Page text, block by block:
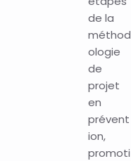
de la
méthod
ologie
de
projet
en
prévent
ion,
promoti